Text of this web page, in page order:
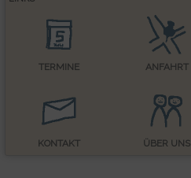
TERMINE ANFAHRT
KONTAKT ÜBER UNS